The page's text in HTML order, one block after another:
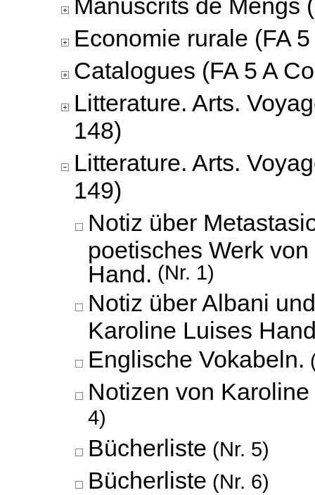
Manuscrits de Mengs
Economie rurale (FA
Catalogues (FA 5 A
Litterature. Arts.
148)
Litterature. Arts.
149)
Notiz über
poetisches Werk
Hand.
(Nr. 1)
Notiz über Albani
Karoline Luises
Englische Vokabeln.
Notizen von
4)
Bücherliste (Nr. 5)
Bücherliste (Nr. 6)